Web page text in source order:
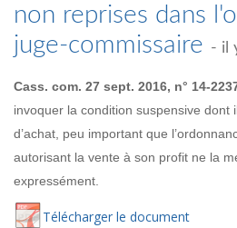
non reprises dans
juge-commissaire - il
Cass. com. 27 sept. 2016, n° 14-
invoquer la condition suspensive dont
d’achat, peu important que
autorisant la vente à son profit ne la
expressément.
Télécharger le document